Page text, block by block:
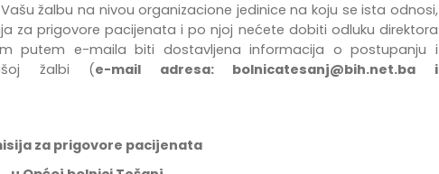
žalbu na nivou organizacione jedinice na koju se ista odnosi,
za prigovore pacijenata i po njoj nećete dobiti odluku direktora
putem e-maila biti dostavljena informacija o postupanju i
žalbi (e-mail adresa: bolnicatesanj@bih.net.ba i
za prigovore pacijenata